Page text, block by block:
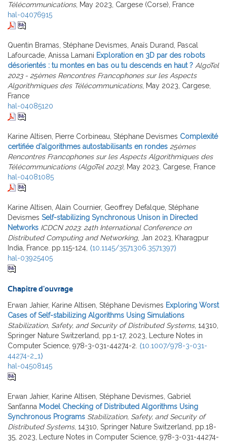
Télécommunications, May 2023, Cargese (Corse), France
hal-04076915
Quentin Bramas, Stéphane Devismes, Anaïs Durand, Pascal
Lafourcade, Anissa Lamani Exploration en 3D par des robots
désorientés : tu montes en bas ou tu descends en haut ? AlgoTel
2023 - 25èmes Rencontres Francophones sur les Aspects
Algorithmiques des Télécommunications, May 2023, Cargese,
France
hal-04085120
Karine Altisen, Pierre Corbineau, Stéphane Devismes Complexité
certifiée d'algorithmes autostabilisants en rondes 25èmes
Rencontres Francophones sur les Aspects Algorithmiques des
Télécommunications (AlgoTel 2023), May 2023, Cargese, France
hal-04081085
Karine Altisen, Alain Cournier, Geoffrey Defalque, Stéphane
Devismes Self-stabilizing Synchronous Unison in Directed
Networks ICDCN 2023: 24th International Conference on
Distributed Computing and Networking, Jan 2023, Kharagpur
India, France. pp.115-124, ⟨10.1145/3571306.3571397⟩
hal-03925405
Chapitre d'ouvrage
Erwan Jahier, Karine Altisen, Stéphane Devismes Exploring Worst
Cases of Self-stabilizing Algorithms Using Simulations
Stabilization, Safety, and Security of Distributed Systems, 14310,
Springer Nature Switzerland, pp.1-17, 2023, Lecture Notes in
Computer Science, 978-3-031-44274-2. ⟨10.1007/978-3-031-
44274-2_1⟩
hal-04508145
Erwan Jahier, Karine Altisen, Stéphane Devismes, Gabriel
Sant’anna Model Checking of Distributed Algorithms Using
Synchronous Programs Stabilization, Safety, and Security of
Distributed Systems, 14310, Springer Nature Switzerland, pp.18-
35, 2023, Lecture Notes in Computer Science, 978-3-031-44274-